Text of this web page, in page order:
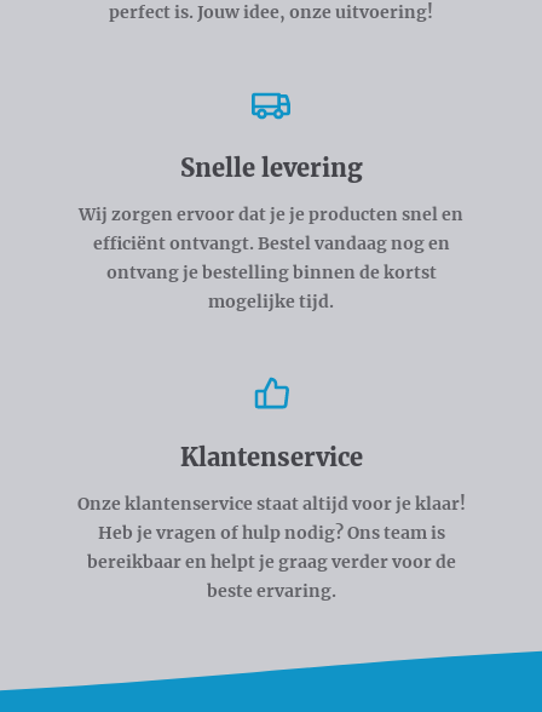
perfect is. Jouw idee, onze uitvoering!
Snelle levering
Wij zorgen ervoor dat je je producten snel en
efficiënt ontvangt. Bestel vandaag nog en
ontvang je bestelling binnen de kortst
mogelijke tijd.
Klantenservice
Onze klantenservice staat altijd voor je klaar!
Heb je vragen of hulp nodig? Ons team is
bereikbaar en helpt je graag verder voor de
beste ervaring.